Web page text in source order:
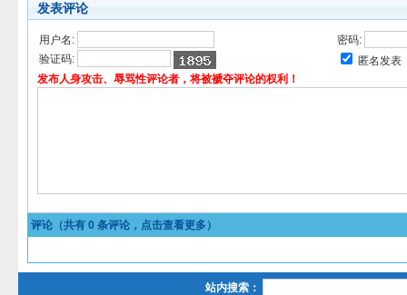
发表评论
用户名:
密码:
验证码:
匿名发表
发布人身攻击、辱骂性评论者，将被褫夺评论的权利！
评论（共有 0 条评论，点击查看更多）
站内搜索：